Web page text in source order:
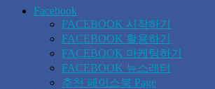
Facebook
FACEBOOK 시작하기
FACEBOOK 활용하기
FACEBOOK 마케팅하기
FACEBOOK 뉴스레터
추천 페이스북 Page